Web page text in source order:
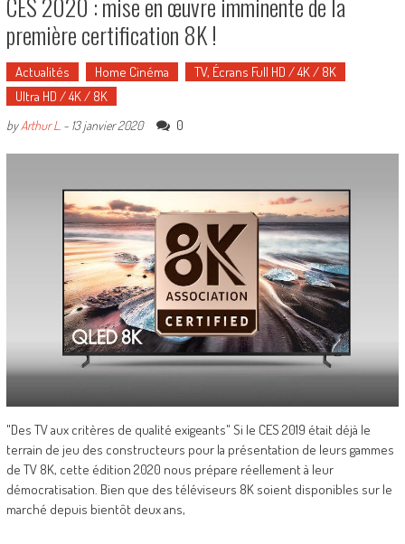
première certification 8K !
Actualités Home Cinéma
TV, Écrans Full HD / 4K / 8K
Ultra HD / 4K / 8K
byArthur L. - 13 janvier 2020 0
"Des TV aux critères de qualité exigeants" Si le CES 2019 était déjà le
terrain de jeu des constructeurs pour la présentation de leurs gammes
de TV 8K, cette édition 2020 nous prépare réellement à leur
démocratisation. Bien que des téléviseurs 8K soient disponibles sur le
marché depuis bientôt deux ans,